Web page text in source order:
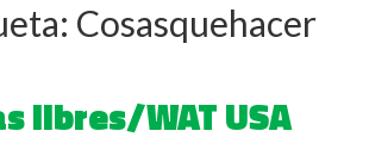
Cosasquehacer
libres/WAT USA